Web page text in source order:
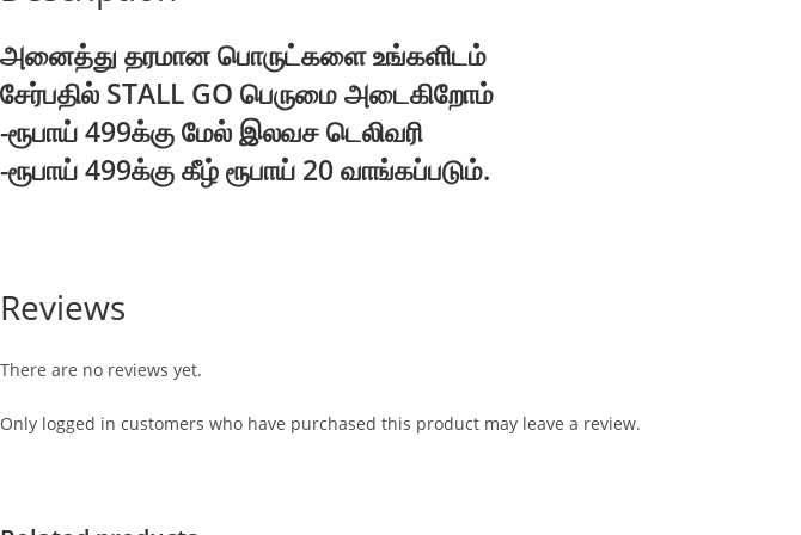
அனைத்து தரமான பொருட்களை உங்களிடம்
சேர்பதில் STALL GO பெருமை அடைகிறோம்
-ரூபாய் 499க்கு மேல் இலவச டெலிவரி
-ரூபாய் 499க்கு கீழ் ரூபாய் 20 வாங்கப்படும்.
Reviews
There are no reviews yet.
Only logged in customers who have purchased this product may leave a review.